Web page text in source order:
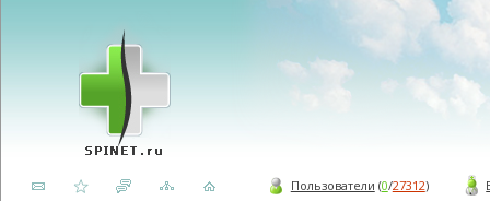
Пользователи (0/27312)